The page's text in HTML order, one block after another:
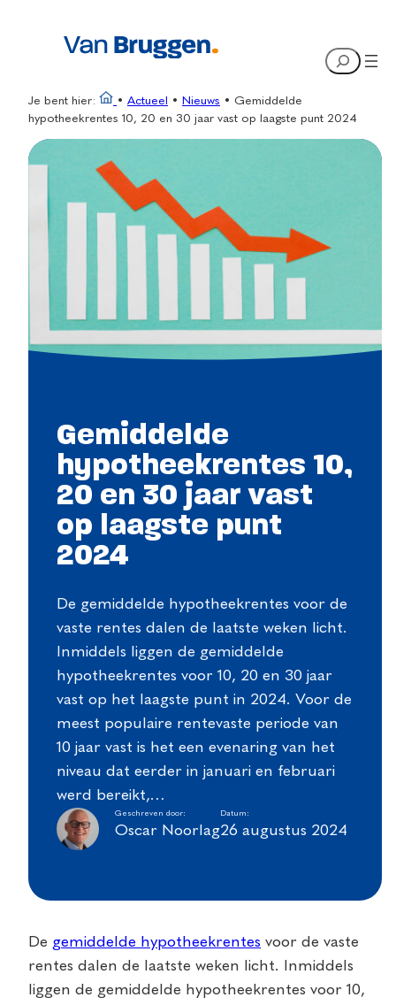
Search
Je bent hier: • Actueel • Nieuws • Gemiddelde
hypotheekrentes 10, 20 en 30 jaar vast op laagste punt 2024
Gemiddelde
hypotheekrentes 10,
20 en 30 jaar vast
op laagste punt
2024
De gemiddelde hypotheekrentes voor de
vaste rentes dalen de laatste weken licht.
Inmiddels liggen de gemiddelde
hypotheekrentes voor 10, 20 en 30 jaar
vast op het laagste punt in 2024. Voor de
meest populaire rentevaste periode van
10 jaar vast is het een evenaring van het
niveau dat eerder in januari en februari
werd bereikt,…
Geschreven door:
Oscar Noorlag
Datum:
26 augustus 2024
De gemiddelde hypotheekrentes voor de vaste
rentes dalen de laatste weken licht. Inmiddels
liggen de gemiddelde hypotheekrentes voor 10,